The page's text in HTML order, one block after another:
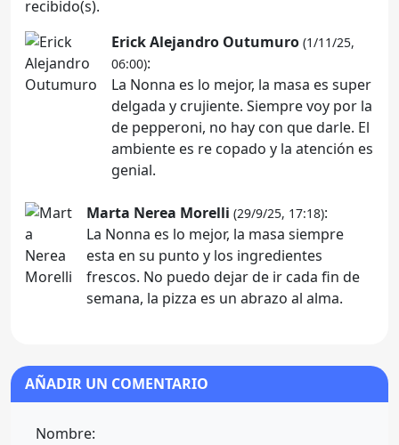
recibido(s).
Erick Alejandro Outumuro (1/11/25,
06:00):
La Nonna es lo mejor, la masa es super
delgada y crujiente. Siempre voy por la
de pepperoni, no hay con que darle. El
ambiente es re copado y la atención es
genial.
Marta Nerea Morelli (29/9/25, 17:18):
La Nonna es lo mejor, la masa siempre
esta en su punto y los ingredientes
frescos. No puedo dejar de ir cada fin de
semana, la pizza es un abrazo al alma.
AÑADIR UN COMENTARIO
Nombre: